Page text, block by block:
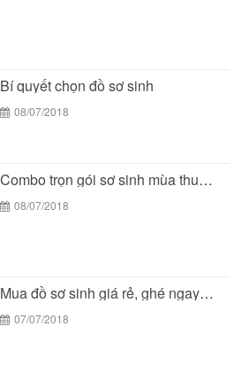
Bí quyết chọn đồ sơ sinh
08/07/2018
Combo trọn gói sơ sinh mùa thu siêu tiết...
08/07/2018
Mua đồ sơ sinh giá rẻ, ghé ngay Bé...
07/07/2018